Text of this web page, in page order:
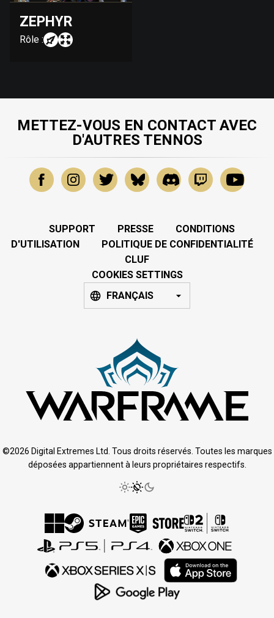
ZEPHYR
Rôle :
METTEZ-VOUS EN CONTACT AVEC
D'AUTRES TENNOS
SUPPORT PRESSE
CONDITIONS
D'UTILISATION
POLITIQUE DE CONFIDENTIALITÉ
CLUF
COOKIES SETTINGS
FRANÇAIS
©2026 Digital Extremes Ltd. Tous droits réservés. Toutes les marques
déposées appartiennent à leurs propriétaires respectifs.